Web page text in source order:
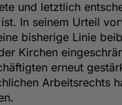
und letztlich
In seinem Urteil
bisherige Linie
Kirchen
erneut
Arbeitsrechts